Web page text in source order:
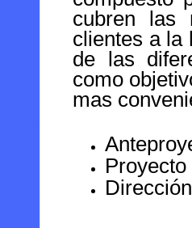
cubren las
clientes a la
de las
como
mas